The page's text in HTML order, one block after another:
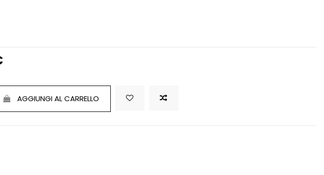
AGGIUNGI AL CARRELLO